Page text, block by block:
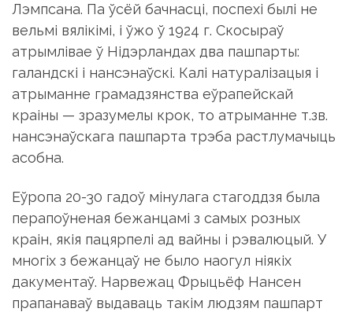
Лэмпсана. Па ўсёй бачнасці, поспехі былі не
вельмі вялікімі, і ўжо ў 1924 г. Скосыраў
атрымлівае ў Нідэрландах два пашпарты:
галандскі і нансэнаўскі. Калі натуралізацыя і
атрыманне грамадзянства еўрапейскай
краіны — зразумелы крок, то атрыманне т.зв.
нансэнаўскага пашпарта трэба растлумачыць
асобна.
Еўропа 20-30 гадоў мінулага стагоддзя была
перапоўненая бежанцамі з самых розных
краін, якія пацярпелі ад вайны і рэвалюцый. У
многіх з бежанцаў не было наогул ніякіх
дакументаў. Нарвежац Фрыцьёф Нансен
прапанаваў выдаваць такім людзям пашпарт